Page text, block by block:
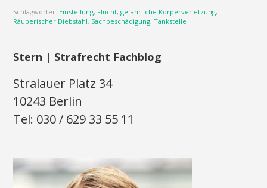
Schlagwörter: Einstellung, Flucht,gefährliche Körperverletzung,
Räuberischer Diebstahl, Sachbeschädigung,Tankstelle
Stern | Strafrecht Fachblog
Stralauer Platz 34
10243 Berlin
Tel: 030 / 629 33 55 11